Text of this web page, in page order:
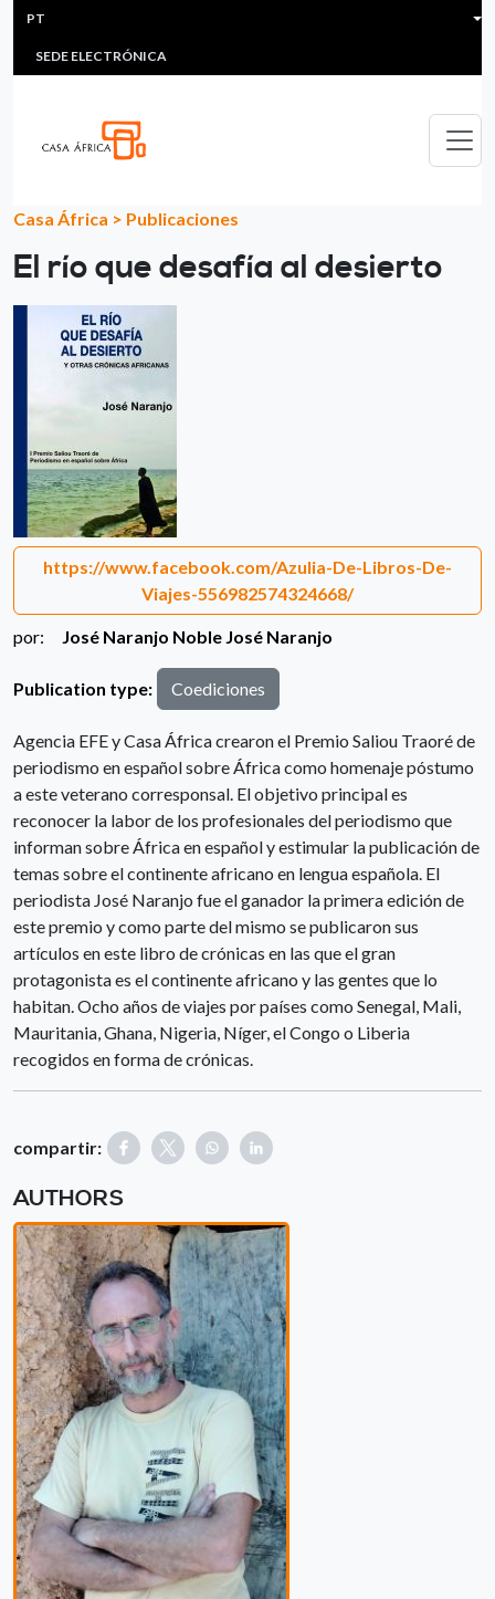
Passar para o conteúdo principal
HEADER MENU
MULTIMEDIA
SEDE ELECTRÓNICA
PT
Casa África > Publicaciones
El río que desafía al desierto
https://www.facebook.com/Azulia-De-Libros-De-
Viajes-556982574324668/
por: José Naranjo Noble José Naranjo
Publication type: Coediciones
Agencia EFE y Casa África crearon el Premio Saliou Traoré de
periodismo en español sobre África como homenaje póstumo
a este veterano corresponsal. El objetivo principal es
reconocer la labor de los profesionales del periodismo que
informan sobre África en español y estimular la publicación de
temas sobre el continente africano en lengua española. El
periodista José Naranjo fue el ganador la primera edición de
este premio y como parte del mismo se publicaron sus
artículos en este libro de crónicas en las que el gran
protagonista es el continente africano y las gentes que lo
habitan. Ocho años de viajes por países como Senegal, Mali,
Mauritania, Ghana, Nigeria, Níger, el Congo o Liberia
recogidos en forma de crónicas.
compartir:
AUTHORS